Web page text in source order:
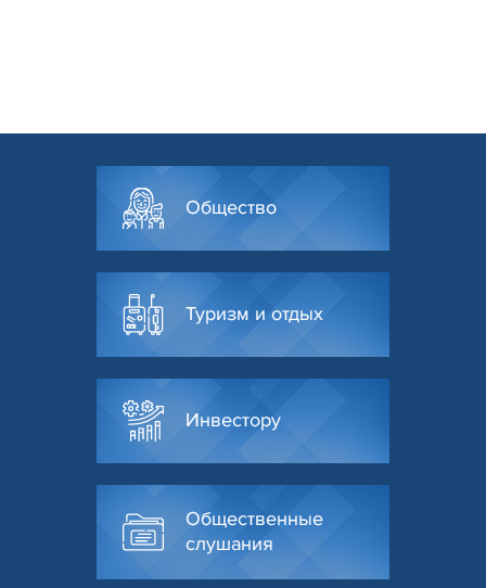
Общество
Туризм и отдых
Инвестору
Общественные
слушания